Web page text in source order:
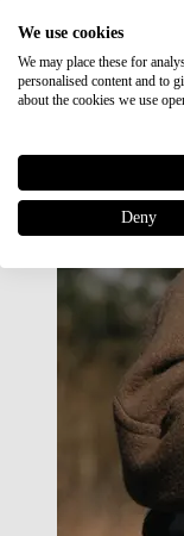
We use cookies
We may place these for
personalised content and to
about the cookies we use
Deny